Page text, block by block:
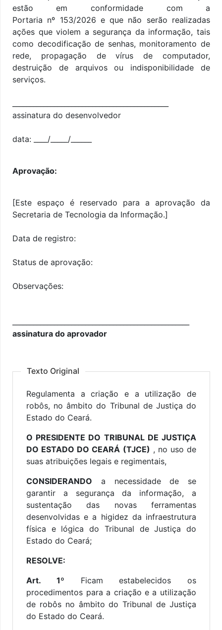
estão em conformidade com a
Portaria nº 153/2026 e que não serão realizadas
ações que violem a segurança da informação, tais
como decodificação de senhas, monitoramento de
rede, propagação de vírus de computador,
destruição de arquivos ou indisponibilidade de
serviços.
assinatura do desenvolvedor
data: ____/_____/______
Aprovação:
[Este espaço é reservado para a aprovação da
Secretaria de Tecnologia da Informação.]
Data de registro:
Status de aprovação:
Observações:
assinatura do aprovador
Texto Original
Regulamenta a criação e a utilização de
robôs, no âmbito do Tribunal de Justiça do
Estado do Ceará.
O PRESIDENTE DO TRIBUNAL DE JUSTIÇA
DO ESTADO DO CEARÁ (TJCE) , no uso de
suas atribuições legais e regimentais,
CONSIDERANDO a necessidade de se
garantir a segurança da informação, a
sustentação das novas ferramentas
desenvolvidas e a higidez da infraestrutura
física e lógica do Tribunal de Justiça do
Estado do Ceará;
RESOLVE:
Art. 1º Ficam estabelecidos os
procedimentos para a criação e a utilização
de robôs no âmbito do Tribunal de Justiça
do Estado do Ceará.